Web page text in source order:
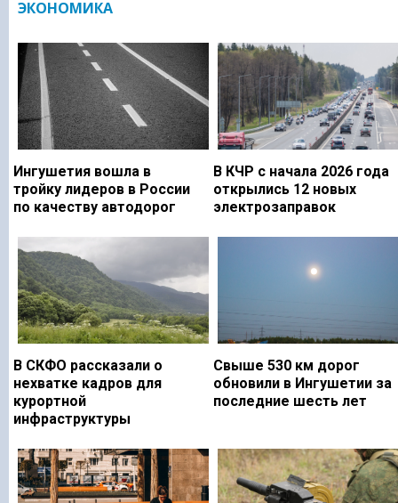
ЭКОНОМИКА
Ингушетия вошла в
тройку лидеров в России
по качеству автодорог
В КЧР с начала 2026 года
открылись 12 новых
электрозаправок
В СКФО рассказали о
нехватке кадров для
курортной
инфраструктуры
Свыше 530 км дорог
обновили в Ингушетии за
последние шесть лет